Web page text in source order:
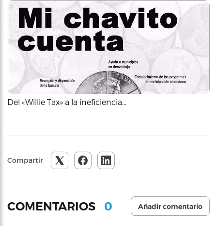
Del «Willie Tax» a la ineficiencia…
Compartir
COMENTARIOS 0 Añadir comentario